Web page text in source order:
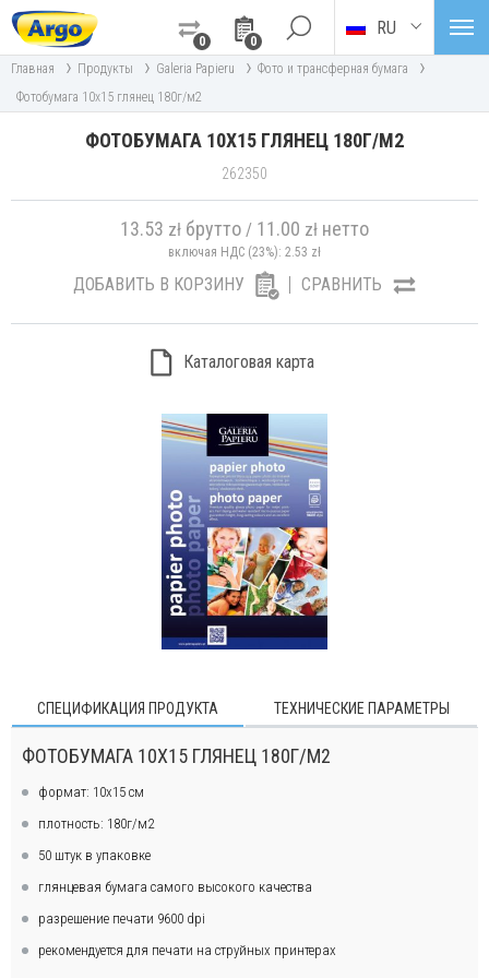
0
0
RU
Главная › Продукты › Galeria Papieru › Фото и трансферная бумага ›
Фотобумага 10х15 глянец 180г/м2
ФОТОБУМАГА 10Х15 ГЛЯНЕЦ 180Г/М2
262350
13.53 zł брутто / 11.00 zł нетто
включая НДС (23%): 2.53 zł
ДОБАВИТЬ В КОРЗИНУ СРАВНИТЬ
Каталоговая карта
СПЕЦИФИКАЦИЯ ПРОДУКТА ТЕХНИЧЕСКИЕ ПАРАМЕТРЫ
ФОТОБУМАГА 10Х15 ГЛЯНЕЦ 180Г/М2
формат: 10х15 см
плотность: 180г/м2
50 штук в упаковке
глянцевая бумага самого высокого качества
разрешение печати 9600 dpi
рекомендуется для печати на струйных принтерах